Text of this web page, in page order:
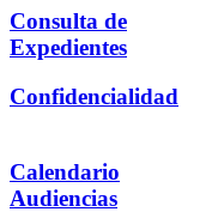
Consulta de
Expedientes
Confidencialidad
Calendario
Audiencias